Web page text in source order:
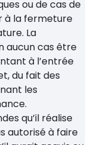
ou de cas de
à la fermeture
La
aucun cas être
à l’entrée
du fait des
les
qu’il réalise
autorisé à faire